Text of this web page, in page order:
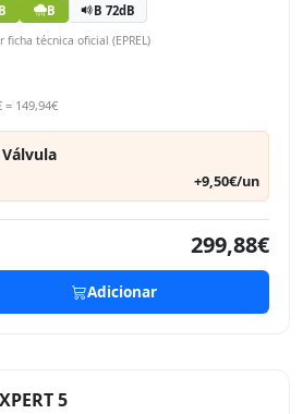
B B 72dB
ficha técnica oficial (EPREL)
149,94€
+9,50€/un
299,88€
Adicionar
5